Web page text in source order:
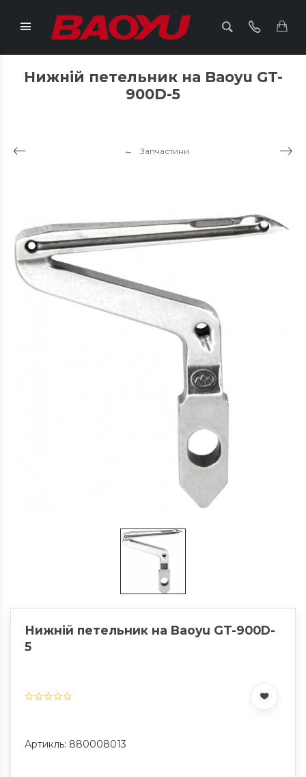
Нижній петельник на Baoyu GT-
900D-5
Запчастини
Нижній петельник на Baoyu GT-900D-
5
Артикль: 880008013